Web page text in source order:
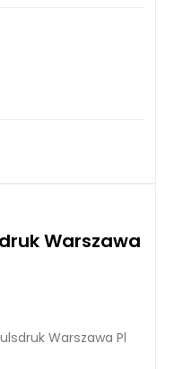
Warszawa
Warszawa Pl